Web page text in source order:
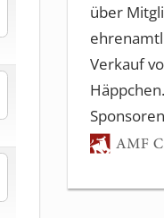
über
Verkauf